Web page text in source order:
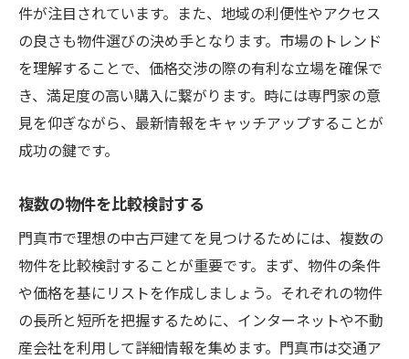
件が注目されています。また、地域の利便性やアクセス
の良さも物件選びの決め手となります。市場のトレンド
を理解することで、価格交渉の際の有利な立場を確保で
き、満足度の高い購入に繋がります。時には専門家の意
見を仰ぎながら、最新情報をキャッチアップすることが
成功の鍵です。
複数の物件を比較検討する
門真市で理想の中古戸建てを見つけるためには、複数の
物件を比較検討することが重要です。まず、物件の条件
や価格を基にリストを作成しましょう。それぞれの物件
の長所と短所を把握するために、インターネットや不動
産会社を利用して詳細情報を集めます。門真市は交通ア